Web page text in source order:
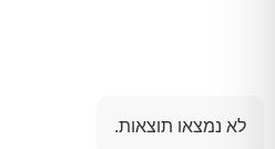
לא נמצאו תוצאות.